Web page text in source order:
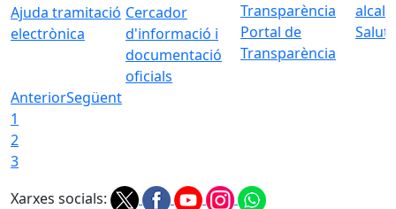
Ajuda tramitació
electrònica
Cercador
d'informació i
documentació
oficials
Portal de
Transparència
AnteriorSegüent
1
2
3
Xarxes socials: